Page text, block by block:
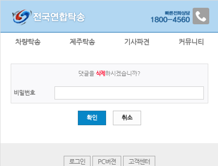
차량탁송 제주탁송 기사파견 커뮤니티
댓글을삭제 하시겠습니까?
비밀번호
확인 취소
로그인 PC버젼 고객센터